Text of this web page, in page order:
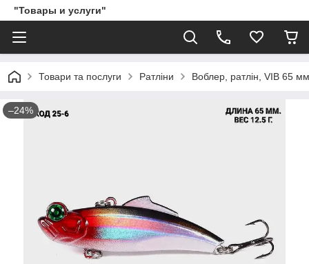
"Товары и услуги"
Товари та послуги Ратліни Воблер, ратлін, VIB 65
–24%